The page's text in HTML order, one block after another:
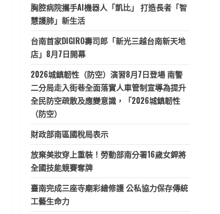
胸腔病院攜手AI機器人「凱比」 打造長者「智
慧護肺」新生活
台南首家DIGIRO壽司郎「新光三越台南新天地
店」8月7日開幕
2026城鎮韌性（防空）演習8月7日登場 南警
二分局走入街巷全面落實人車管制宣導為提升
全民防空疏散及應變意識，「2026城鎮韌性
（防空）
財政部南區國稅局表示
放棄美妝穿上重裝！勞動部南分署16歲女銲將
全國技能競賽奪牌
臺南完成三座寺廟彩繪修護 公私協力保存傳統
工藝生命力